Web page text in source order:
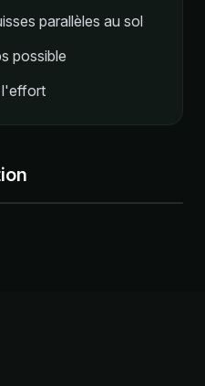
parallèles au sol
possible
l'effort